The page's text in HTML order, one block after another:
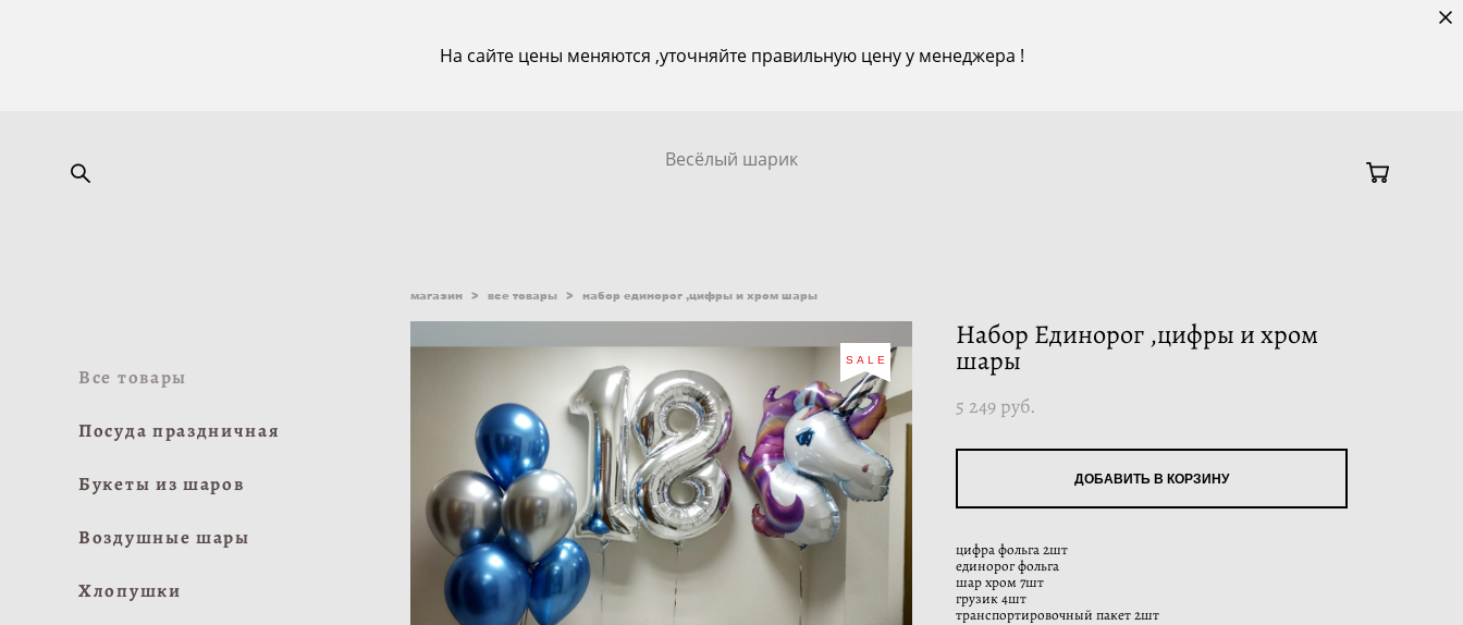
На сайте цены меняются ,уточняйте правильную цену у менеджера !
Весёлый шарик
Все товары
Посуда праздничная
Букеты из шаров
Воздушные шары
Хлопушки
магазин > все товары > набор единорог ,цифры и хром шары
SALE
Набор Единорог ,цифры и хром
шары
5 249 pуб.
ДОБАВИТЬ В КОРЗИНУ
цифра фольга 2шт
единорог фольга
шар хром 7шт
грузик 4шт
транспортировочный пакет 2шт